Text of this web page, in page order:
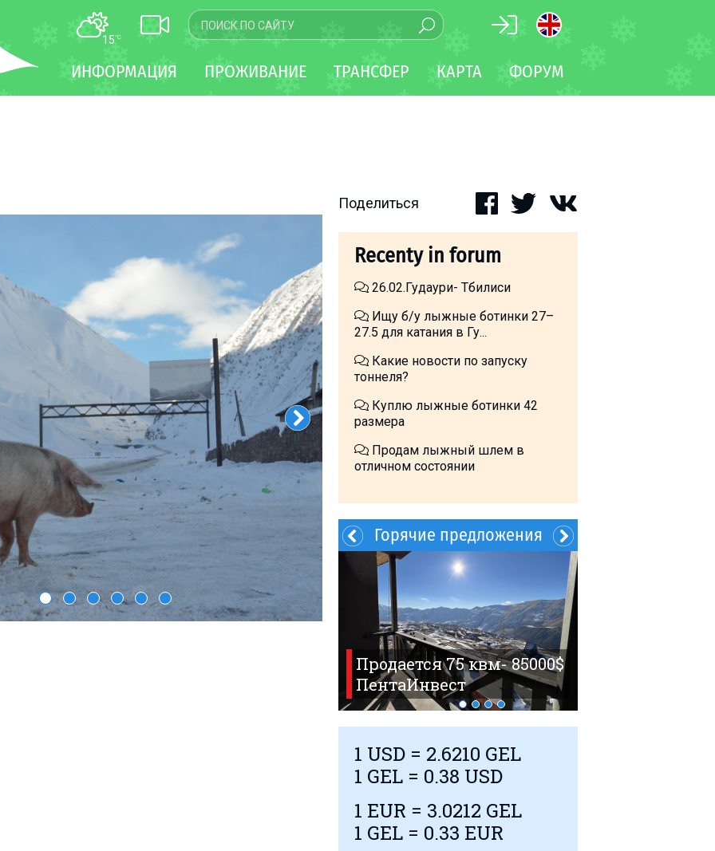
15°C
ИНФОРМАЦИЯ ПРОЖИВАНИЕ ТРАНСФЕР КАРТА ФОРУМ
Поделиться
Recenty in forum
26.02.Гудаури- Тбилиси
Ищу б/у лыжные ботинки 27–
27.5 для катания в Гу...
Какие новости по запуску
тоннеля?
Куплю лыжные ботинки 42
размера
Продам лыжный шлем в
отличном состоянии
Продается 75 квм- 85000$
ПентаИнвест
Горячие предложения
1 USD = 2.6210 GEL
1 GEL = 0.38 USD
1 EUR = 3.0212 GEL
1 GEL = 0.33 EUR